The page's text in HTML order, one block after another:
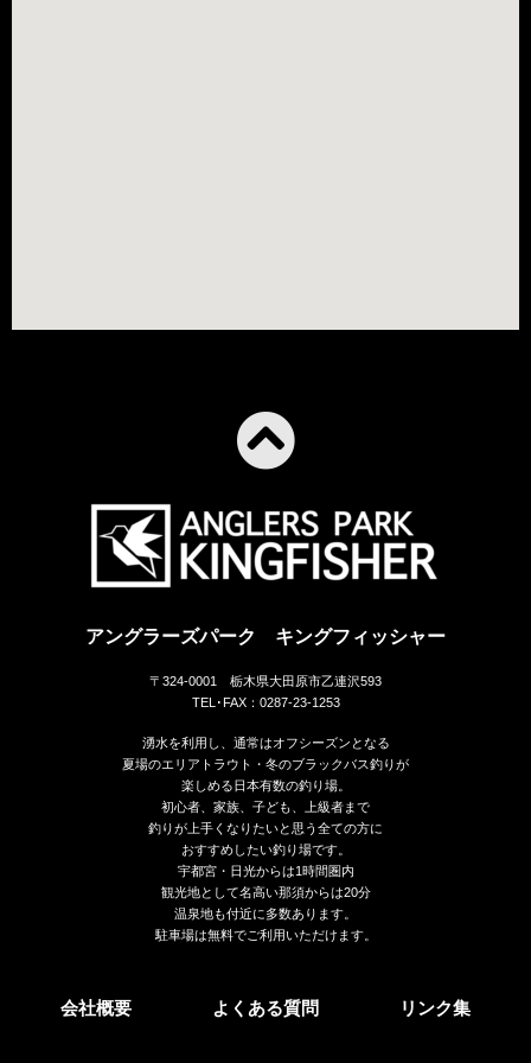
アングラーズパーク キングフィッシャー
〒324-0001 栃木県大田原市乙連沢593
TEL･FAX：0287-23-1253
湧水を利用し、通常はオフシーズンとなる
夏場のエリアトラウト・冬のブラックバス釣りが
楽しめる日本有数の釣り場。
初心者、家族、子ども、上級者まで
釣りが上手くなりたいと思う全ての方に
おすすめしたい釣り場です。
宇都宮・日光からは1時間圏内
観光地として名高い那須からは20分
温泉地も付近に多数あります。
駐車場は無料でご利用いただけます。
会社概要 よくある質問 リンク集